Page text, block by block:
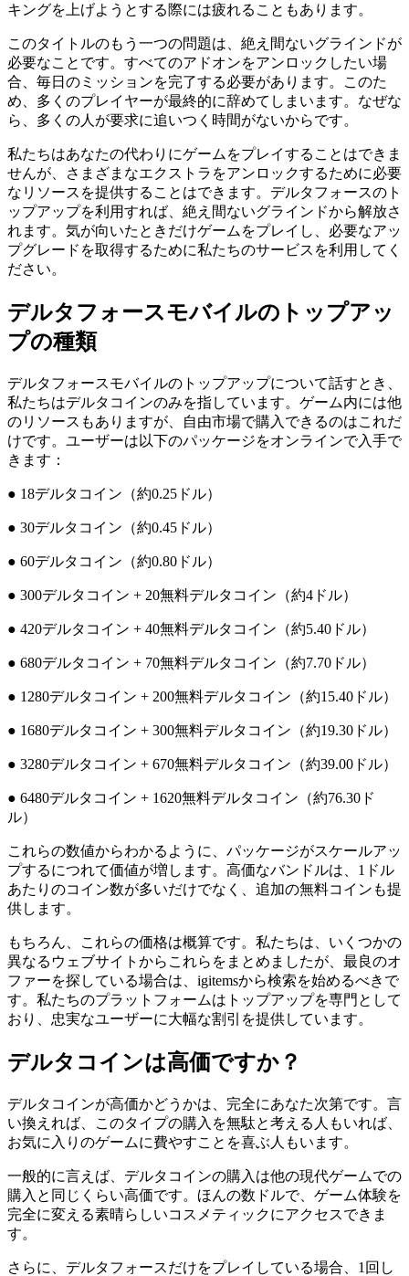
キングを上げようとする際には疲れることもあります。
このタイトルのもう一つの問題は、絶え間ないグラインドが
必要なことです。すべてのアドオンをアンロックしたい場
合、毎日のミッションを完了する必要があります。このた
め、多くのプレイヤーが最終的に辞めてしまいます。なぜな
ら、多くの人が要求に追いつく時間がないからです。
私たちはあなたの代わりにゲームをプレイすることはできま
せんが、さまざまなエクストラをアンロックするために必要
なリソースを提供することはできます。デルタフォースのト
ップアップを利用すれば、絶え間ないグラインドから解放さ
れます。気が向いたときだけゲームをプレイし、必要なアッ
プグレードを取得するために私たちのサービスを利用してく
ださい。
デルタフォースモバイルのトップアッ
プの種類
デルタフォースモバイルのトップアップについて話すとき、
私たちはデルタコインのみを指しています。ゲーム内には他
のリソースもありますが、自由市場で購入できるのはこれだ
けです。ユーザーは以下のパッケージをオンラインで入手で
きます：
● 18デルタコイン（約0.25ドル）
● 30デルタコイン（約0.45ドル）
● 60デルタコイン（約0.80ドル）
● 300デルタコイン + 20無料デルタコイン（約4ドル）
● 420デルタコイン + 40無料デルタコイン（約5.40ドル）
● 680デルタコイン + 70無料デルタコイン（約7.70ドル）
● 1280デルタコイン + 200無料デルタコイン（約15.40ドル）
● 1680デルタコイン + 300無料デルタコイン（約19.30ドル）
● 3280デルタコイン + 670無料デルタコイン（約39.00ドル）
● 6480デルタコイン + 1620無料デルタコイン（約76.30ド
ル）
これらの数値からわかるように、パッケージがスケールアッ
プするにつれて価値が増します。高価なバンドルは、1ドル
あたりのコイン数が多いだけでなく、追加の無料コインも提
供します。
もちろん、これらの価格は概算です。私たちは、いくつかの
異なるウェブサイトからこれらをまとめましたが、最良のオ
ファーを探している場合は、igitemsから検索を始めるべきで
す。私たちのプラットフォームはトップアップを専門として
おり、忠実なユーザーに大幅な割引を提供しています。
デルタコインは高価ですか？
デルタコインが高価かどうかは、完全にあなた次第です。言
い換えれば、このタイプの購入を無駄と考える人もいれば、
お気に入りのゲームに費やすことを喜ぶ人もいます。
一般的に言えば、デルタコインの購入は他の現代ゲームでの
購入と同じくらい高価です。ほんの数ドルで、ゲーム体験を
完全に変える素晴らしいコスメティックにアクセスできま
す。
さらに、デルタフォースだけをプレイしている場合、1回し